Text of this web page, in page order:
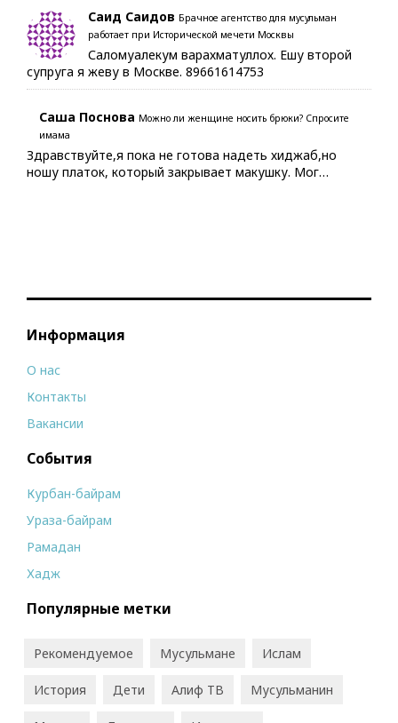
Саид Саидов Брачное агентство для мусульман
работает при Исторической мечети Москвы
Саломуалекум варахматуллох. Ешу второй
супруга я жеву в Москве. 89661614753
Саша Поснова Можно ли женщине носить брюки? Спросите
имама
Здравствуйте,я пока не готова надеть хиджаб,но
ношу платок, который закрывает макушку. Мог…
Информация
О нас
Контакты
Вакансии
События
Курбан-байрам
Ураза-байрам
Рамадан
Хадж
Популярные метки
Рекомендуемое Мусульмане Ислам
История Дети Алиф ТВ Мусульманин